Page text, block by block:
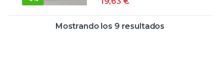
TRASERO
BLANCO
Mostrando los 9 resultados